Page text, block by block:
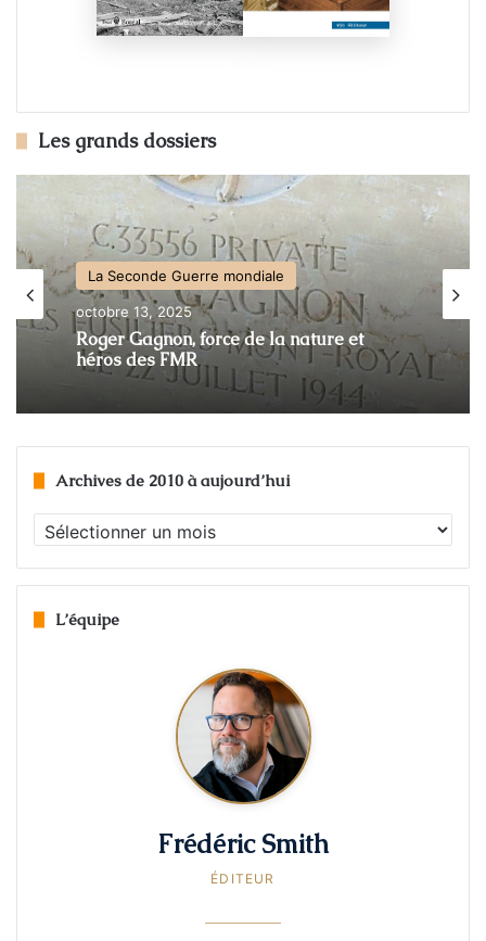
Les grands dossiers
La Seconde Guerre mondiale
octobre 13, 2025
Roger Gagnon, force de la nature et
héros des FMR
Archives de 2010 à aujourd’hui
Archives
de
2010
aujourd’hui
L’équipe
Frédéric Smith
ÉDITEUR